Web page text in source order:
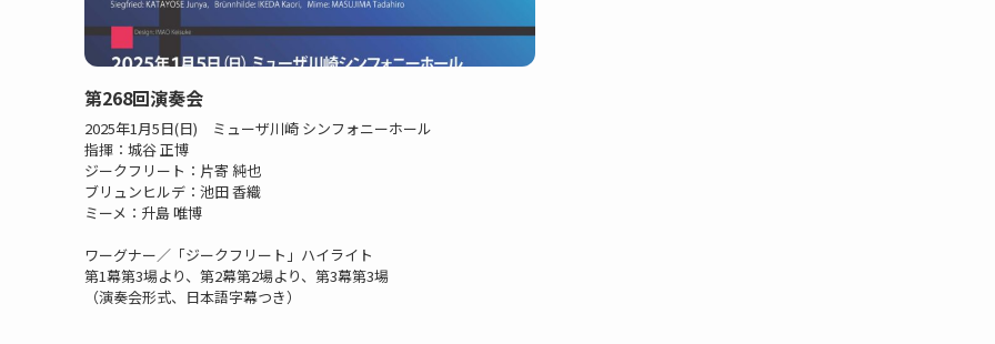
第268回演奏会
2025年1月5日(日) ミューザ川崎 シンフォニーホール
指揮：城谷 正博
ジークフリート：片寄 純也
ブリュンヒルデ：池田 香織
ミーメ：升島 唯博
ワーグナー／「ジークフリート」ハイライト
第1幕第3場より、第2幕第2場より、第3幕第3場
（演奏会形式、日本語字幕つき）